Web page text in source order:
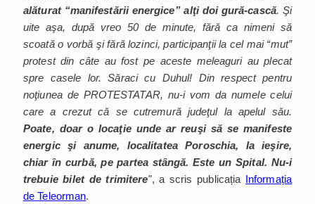
alăturat “manifestării energice” alţi doi gură-cască. Şi
uite aşa, după vreo 50 de minute, fără ca nimeni să
scoată o vorbă şi fără lozinci, participanţii la cel mai “mut”
protest din câte au fost pe aceste meleaguri au plecat
spre casele lor. Săraci cu Duhul! Din respect pentru
noţiunea de PROTESTATAR, nu-i vom da numele celui
care a crezut că se cutremură judeţul la apelul său.
Poate, doar o locaţie unde ar reuşi să se manifeste
energic şi anume, localitatea Poroschia, la ieşire,
chiar în curbă, pe partea stângă. Este un Spital. Nu-i
trebuie bilet de trimitere", a scris publicația Informația
de Teleorman.